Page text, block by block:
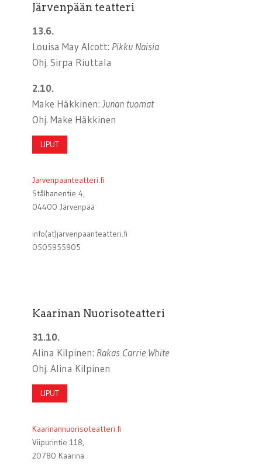
Järvenpään teatteri
13.6.
Louisa May Alcott: Pikku Naisia
Ohj. Sirpa Riuttala
2.10.
Make Häkkinen:Junan tuomat
Ohj. Make Häkkinen
LIPUT
Jarvenpaanteatteri.fi
Stålhanentie 4,
04400 Järvenpää
info(at)jarvenpaanteatteri.fi
0505955905
Kaarinan Nuorisoteatteri
31.10.
Alina Kilpinen: Rakas Carrie White
Ohj. Alina Kilpinen
LIPUT
Kaarinannuorisoteatteri.fi
Viipurintie 118,
20780 Kaarina